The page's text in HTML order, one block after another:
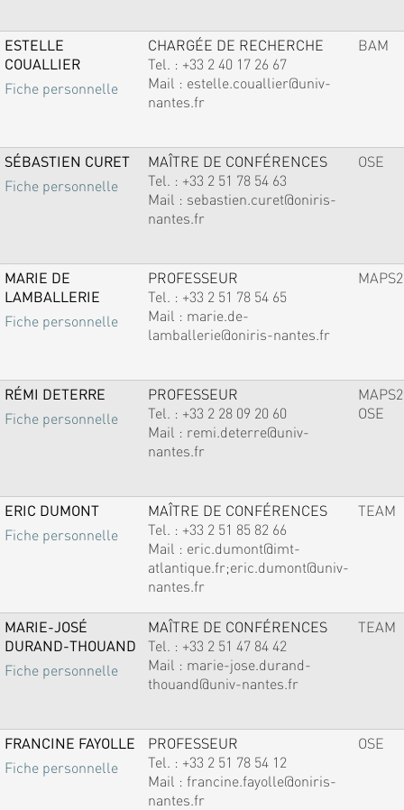
ESTELLE
COUALLIER
Fiche personnelle
CHARGÉE DE RECHERCHE
Tel. : +33 2 40 17 26 67
Mail : estelle.couallier@univ-
nantes.fr
BAM
SÉBASTIEN CURET
Fiche personnelle
MAÎTRE DE CONFÉRENCES
Tel. : +33 2 51 78 54 63
Mail : sebastien.curet@oniris-
nantes.fr
OSE
MARIE DE
LAMBALLERIE
Fiche personnelle
PROFESSEUR
Tel. : +33 2 51 78 54 65
Mail : marie.de-
lamballerie@oniris-nantes.fr
MAPS2
RÉMI DETERRE
Fiche personnelle
PROFESSEUR
Tel. : +33 2 28 09 20 60
Mail : remi.deterre@univ-
nantes.fr
MAPS2
OSE
ERIC DUMONT
Fiche personnelle
MAÎTRE DE CONFÉRENCES
Tel. : +33 2 51 85 82 66
Mail : eric.dumont@imt-
atlantique.fr;eric.dumont@univ-
nantes.fr
TEAM
MARIE-JOSÉ
DURAND-THOUAND
Fiche personnelle
MAÎTRE DE CONFÉRENCES
Tel. : +33 2 51 47 84 42
Mail : marie-jose.durand-
thouand@univ-nantes.fr
TEAM
FRANCINE FAYOLLE
Fiche personnelle
PROFESSEUR
Tel. : +33 2 51 78 54 12
Mail : francine.fayolle@oniris-
nantes.fr
OSE